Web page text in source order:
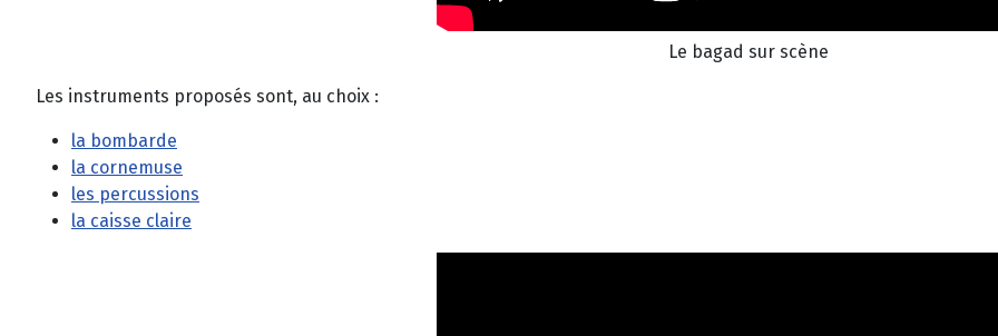
Le bagad sur scène
Les instruments proposés sont, au choix :
la bombarde
la cornemuse
les percussions
la caisse claire